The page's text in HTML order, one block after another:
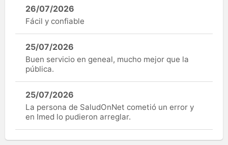
26/07/2026
Fácil y confiable
25/07/2026
Buen servicio en geneal, mucho mejor que la
pública.
25/07/2026
La persona de SaludOnNet cometió un error y
en Imed lo pudieron arreglar.